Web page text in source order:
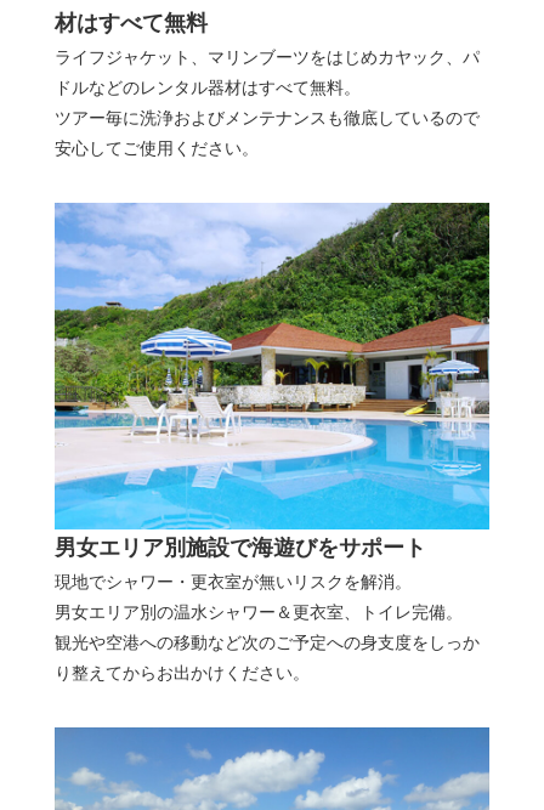
材はすべて無料
ライフジャケット、マリンブーツをはじめカヤック、パ
ドルなどのレンタル器材はすべて無料。
ツアー毎に洗浄およびメンテナンスも徹底しているので
安心してご使用ください。
男女エリア別施設で海遊びをサポート
現地でシャワー・更衣室が無いリスクを解消。
男女エリア別の温水シャワー＆更衣室、トイレ完備。
観光や空港への移動など次のご予定への身支度をしっか
り整えてからお出かけください。